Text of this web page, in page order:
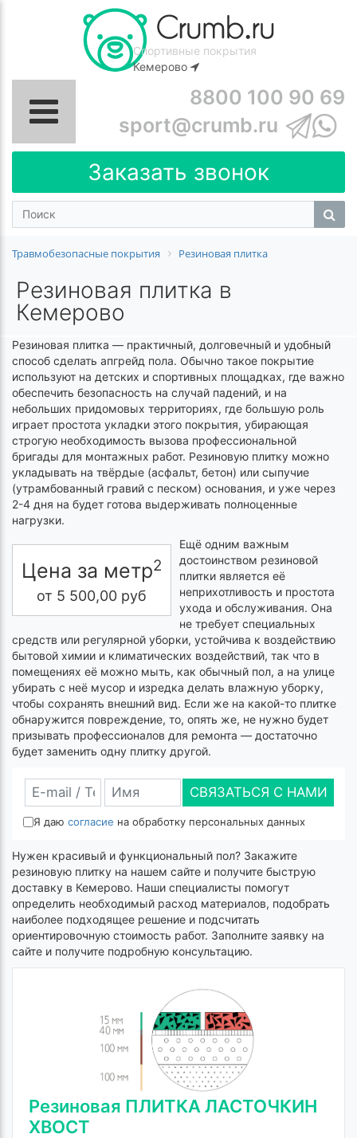
Спортивные покрытия
Кемерово
8800 100 90 69
sport@crumb.ru
Заказать звонок
Травмобезопасные покрытия Резиновая плитка
Резиновая плитка в
Кемерово
Резиновая плитка — практичный, долговечный и удобный
способ сделать апгрейд пола. Обычно такое покрытие
используют на детских и спортивных площадках, где важно
обеспечить безопасность на случай падений, и на
небольших придомовых территориях, где большую роль
играет простота укладки этого покрытия, убирающая
строгую необходимость вызова профессиональной
бригады для монтажных работ. Резиновую плитку можно
укладывать на твёрдые (асфальт, бетон) или сыпучие
(утрамбованный гравий с песком) основания, и уже через
2-4 дня на будет готова выдерживать полноценные
нагрузки.
Цена за метр2
от 5 500,00 руб
Ещё одним важным
достоинством резиновой
плитки является её
неприхотливость и простота
ухода и обслуживания. Она
не требует специальных
средств или регулярной уборки, устойчива к воздействию
бытовой химии и климатических воздействий, так что в
помещениях её можно мыть, как обычный пол, а на улице
убирать с неё мусор и изредка делать влажную уборку,
чтобы сохранять внешний вид. Если же на какой-то плитке
обнаружится повреждение, то, опять же, не нужно будет
призывать профессионалов для ремонта — достаточно
будет заменить одну плитку другой.
СВЯЗАТЬСЯ С НАМИ
Я даю согласие на обработку персональных данных
Нужен красивый и функциональный пол? Закажите
резиновую плитку на нашем сайте и получите быструю
доставку в Кемерово. Наши специалисты помогут
определить необходимый расход материалов, подобрать
наиболее подходящее решение и подсчитать
ориентировочную стоимость работ. Заполните заявку на
сайте и получите подробную консультацию.
Резиновая ПЛИТКА ЛАСТОЧКИН
ХВОСТ